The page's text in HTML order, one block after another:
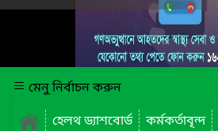
মেনু নির্বাচন করুন
হেলথ ড্যাশবোর্ড
কর্মকর্তাবৃন্দ